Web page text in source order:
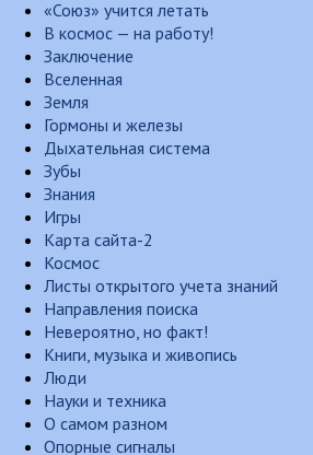
«Союз» учится летать
В космос — на работу!
Заключение
Вселенная
Земля
Гормоны и железы
Дыхательная система
Зубы
Знания
Игры
Карта сайта-2
Космос
Листы открытого учета знаний
Направления поиска
Невероятно, но факт!
Книги, музыка и живопись
Люди
Науки и техника
О самом разном
Опорные сигналы